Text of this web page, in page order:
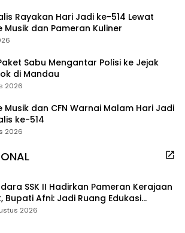
Rayakan Hari Jadi ke-514 Lewat
Musik dan Pameran Kuliner
Sabu Mengantar Polisi ke Jejak
di Mandau
2026
Musik dan CFN Warnai Malam Hari Jadi
ke-514
2026
SSK II Hadirkan Pameran Kerajaan
Bupati Afni: Jadi Ruang Edukasi
Riau
2026